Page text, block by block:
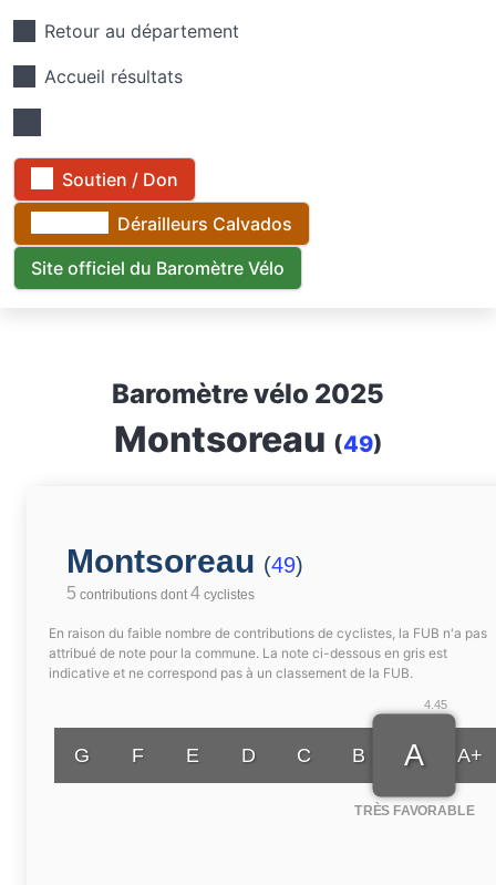
Retour au département
Accueil résultats
Soutien / Don
Dérailleurs Calvados
Site officiel du Baromètre Vélo
Baromètre vélo 2025
Montsoreau (49)
Montsoreau (49)
5 contributions dont4 cyclistes
En raison du faible nombre de contributions de cyclistes, la FUB n'a pas
attribué de note pour la commune. La note ci-dessous en gris est
indicative et ne correspond pas à un classement de la FUB.
G F E D C B
4.45
A
TRÈS FAVORABLE
A+